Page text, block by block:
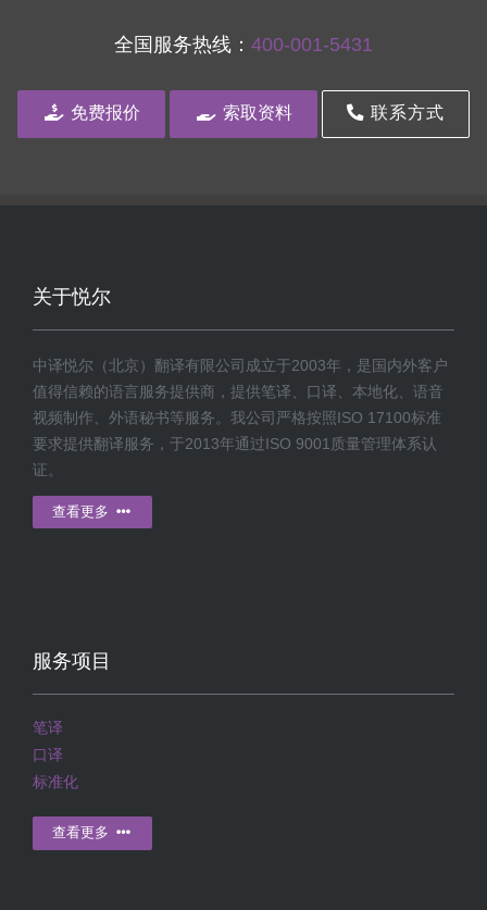
全国服务热线： 400-001-5431
免费报价 索取资料 联系方式
关于悦尔
中译悦尔（北京）翻译有限公司成立于2003年，是国内外客户
值得信赖的语言服务提供商，提供笔译、口译、本地化、语音
视频制作、外语秘书等服务。我公司严格按照ISO 17100标准
要求提供翻译服务，于2013年通过ISO 9001质量管理体系认
证。
查看更多
服务项目
笔译
口译
标准化
查看更多